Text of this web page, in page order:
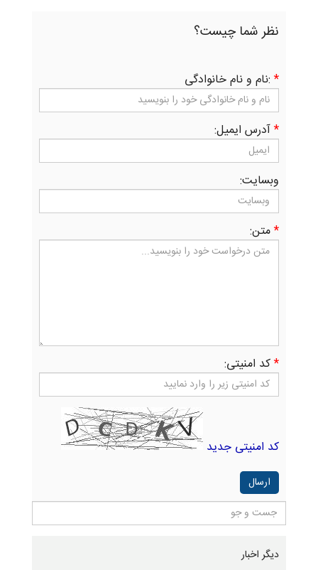
نظر شما چیست؟
* :نام و نام خانوادگی
*آدرس ایمیل:
وبسایت:
*متن:
*کد امنیتی:
کد امنیتی جدید
دیگر اخبار